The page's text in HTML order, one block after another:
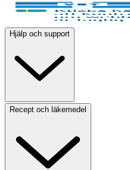
Hjälp och support
Recept och läkemedel